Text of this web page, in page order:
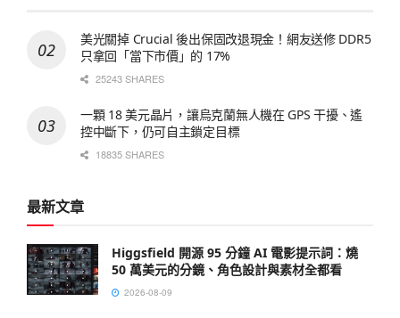
美光關掉 Crucial 後出保固改退現金！網友送修 DDR5
只拿回「當下市價」的 17%
25243 SHARES
一顆 18 美元晶片，讓烏克蘭無人機在 GPS 干擾、遙
控中斷下，仍可自主鎖定目標
18835 SHARES
最新文章
Higgsfield 開源 95 分鐘 AI 電影提示詞：燒
50 萬美元的分鏡、角色設計與素材全都看
2026-08-09